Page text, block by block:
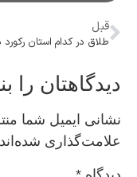
قبل
دیدگاهتان را
نشانی ایمیل شما
علامت‌گذاری شده‌اند